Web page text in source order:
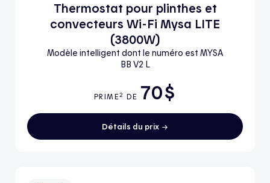
Thermostat pour plinthes et
convecteurs Wi-Fi Mysa LITE
(3800W)
Modèle intelligent dont le numéro est MYSA
BB V2 L
PRIME2 DE 70$
Détails du prix